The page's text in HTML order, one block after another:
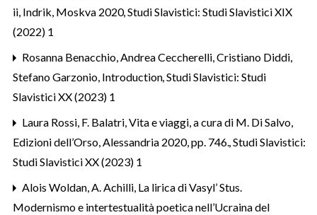
ii, Indrik, Moskva 2020,Studi Slavistici: Studi Slavistici XIX
(2022) 1
Rosanna Benacchio, Andrea Ceccherelli, Cristiano Diddi,
Stefano Garzonio, Introduction,Studi Slavistici: Studi
Slavistici XX (2023) 1
Laura Rossi, F. Balatri, Vita e viaggi, a cura di M. Di Salvo,
Edizioni dell’Orso, Alessandria 2020, pp. 746.,Studi Slavistici:
Studi Slavistici XX (2023) 1
Alois Woldan,A. Achilli, La lirica di Vasyl’ Stus.
Modernismo e intertestualità poetica nell’Ucraina del